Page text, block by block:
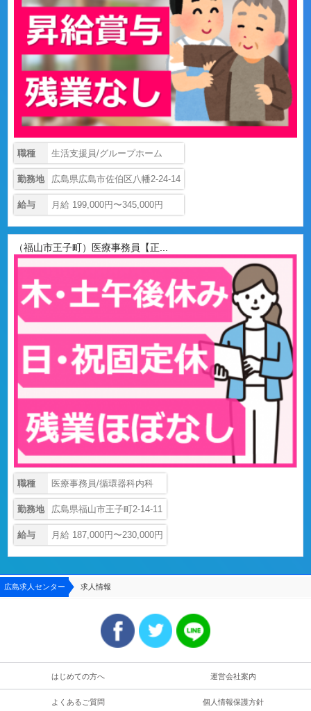
職種 生活支援員/グループホーム
勤務地 広島県広島市佐伯区八幡2-24-14
給与 月給 199,000円〜345,000円
（福山市王子町）医療事務員【正...
職種 医療事務員/循環器科内科
勤務地 広島県福山市王子町2-14-11
給与 月給 187,000円〜230,000円
広島求人センター 求人情報
はじめての方へ 運営会社案内
よくあるご質問 個人情報保護方針